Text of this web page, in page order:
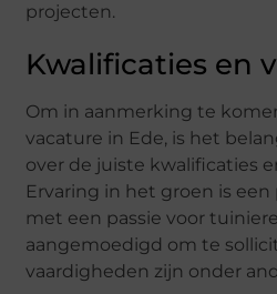
projecten.
Kwalificaties en
Om in aanmerking te
vacature in Ede, is het
over de juiste kwalificaties
Ervaring in het groen is een
met een passie voor
aangemoedigd om te
vaardigheden zijn onder